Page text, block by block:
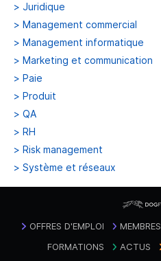
> Juridique
> Management commercial
> Management informatique
> Marketing et communication
> Paie
> Produit
> QA
> RH
> Risk management
> Système et réseaux
OFFRES D'EMPLOI MEMBRES
FORMATIONS
ACTUS